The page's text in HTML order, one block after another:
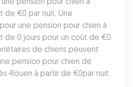
de €0 par nuit. Une
une pension pour chien à
de 0 jours pour un coût de €0.
de chiens peuvent
pension pour chien de
Rouen à partir de €0par nuit.